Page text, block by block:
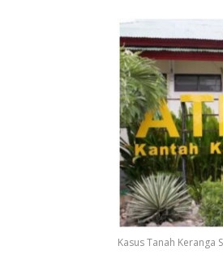
Kasus Tanah Keranga